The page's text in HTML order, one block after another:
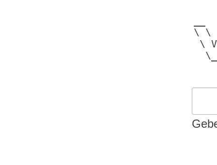
\ \
\